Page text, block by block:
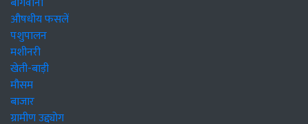
औषधीय फसलें
पशुपालन
मशीनरी
खेती-बाड़ी
मौसम
बाजार
ग्रामीण उद्द्योग